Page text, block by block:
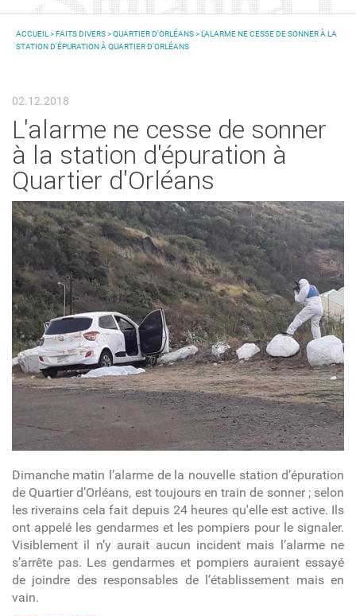
VOUS ÊTES ICI
ACCUEIL >FAITS DIVERS>QUARTIER D'ORLÉANS> L'ALARME NE CESSE DE SONNER À LA
STATION D'ÉPURATION À QUARTIER D'ORLÉANS
02.12.2018
L'alarme ne cesse de sonner
à la station d'épuration à
Quartier d'Orléans
Dimanche matin l’alarme de la nouvelle station d’épuration
de Quartier d’Orléans, est toujours en train de sonner ; selon
les riverains cela fait depuis 24 heures qu'elle est active. Ils
ont appelé les gendarmes et les pompiers pour le signaler.
Visiblement il n’y aurait aucun incident mais l’alarme ne
s’arrête pas. Les gendarmes et pompiers auraient essayé
de joindre des responsables de l’établissement mais en
vain.